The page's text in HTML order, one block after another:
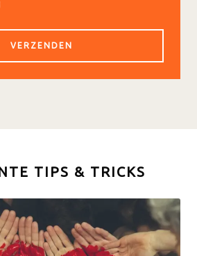
TIPS & TRICKS